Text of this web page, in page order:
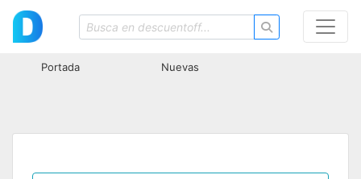
Portada Nuevas